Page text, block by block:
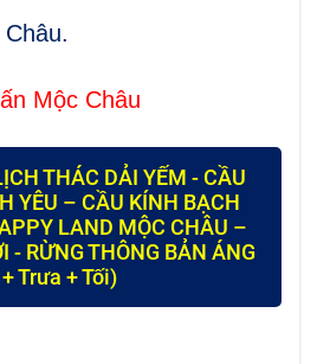
Mộc Châu
THÁC DẢI YẾM - CẦU
YÊU – CẦU KÍNH BẠCH
LAND MỘC CHÂU –
- RỪNG THÔNG BẢN ÁNG
Trưa + Tối)